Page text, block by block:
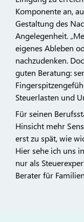
Komponente an,
Gestaltung des
Angelegenheit.
eigenes Ableben
nachzudenken.
guten Beratung:
Steuerlasten und
Für seinen
Hinsicht mehr
erst zu spät, wie
Hier sehe ich uns
nur als
Berater für